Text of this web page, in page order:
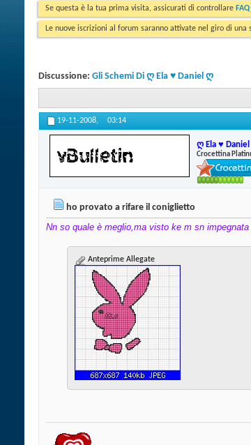
Se questa è la tua prima visita, assicurati di controllare
Le nuove iscrizioni al forum saranno attivate nel giro di
Discussione: Gli Schemi Di ღ Ela ♥ Daniel ღ
19-11-2008, 03:14
ღ Ela ♥
Crocettina
ho provato a rifare il coniglietto
Nn so quale è meglio,ma visto ke m sn impegnata
Anteprime Allegate